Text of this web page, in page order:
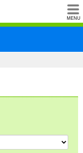
MENU
法人石川